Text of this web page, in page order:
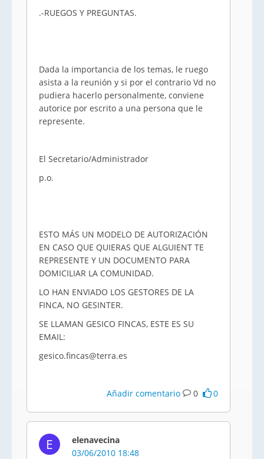
.-RUEGOS Y PREGUNTAS.
Dada la importancia de los temas, le ruego
asista a la reunión y si por el contrario Vd no
pudiera hacerlo personalmente, conviene
autorice por escrito a una persona que le
represente.
El Secretario/Administrador
p.o.
ESTO MÁS UN MODELO DE AUTORIZACIÓN
EN CASO QUE QUIERAS QUE ALGUIENT TE
REPRESENTE Y UN DOCUMENTO PARA
DOMICILIAR LA COMUNIDAD.
LO HAN ENVIADO LOS GESTORES DE LA
FINCA, NO GESINTER.
SE LLAMAN GESICO FINCAS, ESTE ES SU
EMAIL:
gesico.fincas@terra.es
Añadir comentario 0 0
E
elenavecina
03/06/2010 18:48